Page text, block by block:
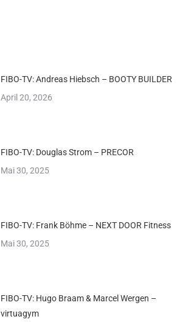
FIBO-TV: Andreas Hiebsch – BOOTY BUILDER
April 20, 2026
FIBO-TV: Douglas Strom – PRECOR
Mai 30, 2025
FIBO-TV: Frank Böhme – NEXT DOOR Fitness
Mai 30, 2025
FIBO-TV: Hugo Braam & Marcel Wergen –
virtuagym